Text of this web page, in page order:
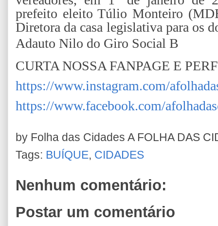
prefeito eleito Túlio Monteiro
Diretora da casa legislativa para os
Adauto Nilo do Giro Social B
CURTA NOSSA FANPAGE E
https://www.instagram.com/
https://www.facebook.com/
by Folha das Cidades A FOLHA DAS
Tags: BUÍQUE, CIDADES
Nenhum comentário:
Postar um comentário